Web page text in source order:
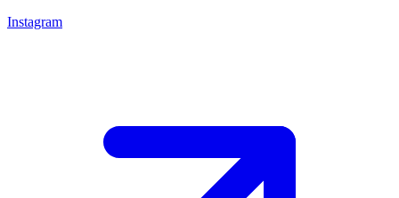
Instagram